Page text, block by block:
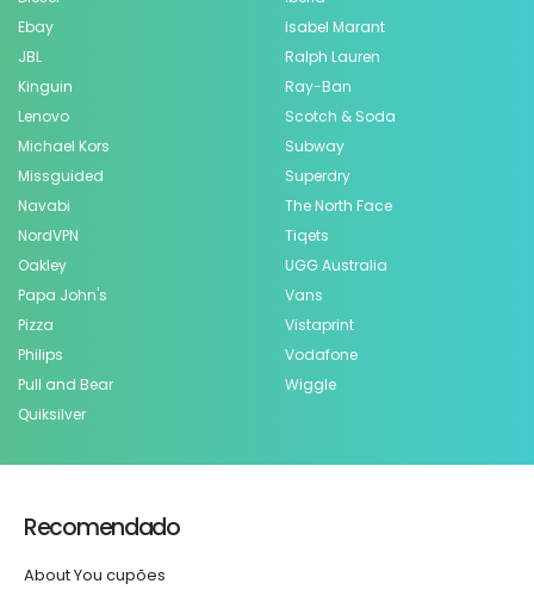
Ebay
Isabel Marant
JBL
Kinguin
Lenovo
Michael Kors
Missguided
Navabi
NordVPN
Oakley
Papa John's
Pizza
Philips
Pull and Bear
Quiksilver
Ralph Lauren
Ray-Ban
Scotch & Soda
Subway
Superdry
The North Face
Tiqets
UGG Australia
Vans
Vistaprint
Vodafone
Wiggle
Recomendado
About You cupões